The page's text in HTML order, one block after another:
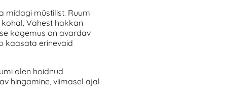
midagi müstilist. Ruum
Vahest hakkan
kogemus on avardav
kaasata erinevaid
olen hoidnud
hingamine, viimasel ajal